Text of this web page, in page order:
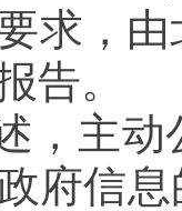
求，
告。
，主
府信